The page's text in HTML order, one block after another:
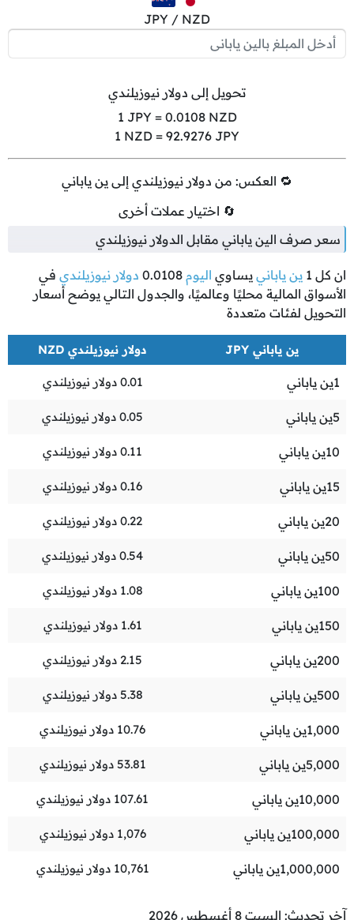
JPY / NZD
تحويل إلى دولار نيوزيلندي
1 JPY = 0.0108NZD
1 NZD = 92.9276 JPY
🔁 العكس: من دولار نيوزيلندي إلى ين ياباني
🔄 اختيار عملات أخرى
سعر صرف الين ياباني مقابل الدولار نيوزيلندي
ان كل 1 ين ياباني يساوي اليوم 0.0108 دولار نيوزيلندي في
الأسواق المالية محليًا وعالميًا، والجدول التالي يوضح أسعار
التحويل لفئات متعددة
ين ياباني JPY دولار نيوزيلندي NZD
1ين ياباني 0.01 دولار نيوزيلندي
5ين ياباني 0.05 دولار نيوزيلندي
10ين ياباني 0.11 دولار نيوزيلندي
15ين ياباني 0.16 دولار نيوزيلندي
20ين ياباني 0.22 دولار نيوزيلندي
50ين ياباني 0.54 دولار نيوزيلندي
100ين ياباني 1.08 دولار نيوزيلندي
150ين ياباني 1.61 دولار نيوزيلندي
200ين ياباني 2.15 دولار نيوزيلندي
500ين ياباني 5.38 دولار نيوزيلندي
1,000ين ياباني 10.76 دولار نيوزيلندي
5,000ين ياباني 53.81 دولار نيوزيلندي
10,000ين ياباني 107.61 دولار نيوزيلندي
100,000ين ياباني 1,076 دولار نيوزيلندي
1,000,000ين ياباني 10,761 دولار نيوزيلندي
آخر تحديث: السبت 8 أغسطس 2026